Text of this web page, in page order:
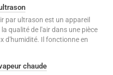
par ultrason est un appareil
qualité de l'air dans une pièce
d'humidité. Il fonctionne en
chaude